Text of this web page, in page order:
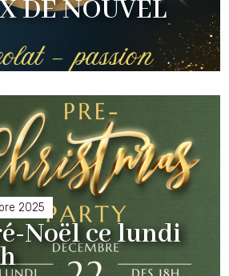
DE NOUVEL
2025
Noël ce lundi